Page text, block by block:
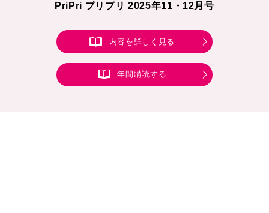
PriPri プリプリ 2025年11・12月号
内容を詳しく見る
年間購読する